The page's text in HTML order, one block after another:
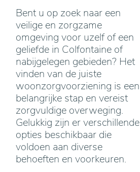
Bent u op zoek naar een
veilige en zorgzame
omgeving voor uzelf of een
geliefde in Colfontaine of
nabijgelegen gebieden? Het
vinden van de juiste
woonzorgvoorziening is een
belangrijke stap en vereist
zorgvuldige overweging.
Gelukkig zijn er verschillende
opties beschikbaar die
voldoen aan diverse
behoeften en voorkeuren.